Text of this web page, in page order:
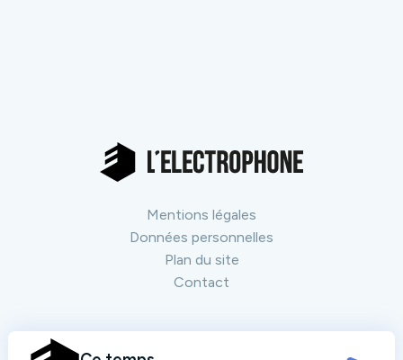
Mentions légales
Données personnelles
Plan du site
Contact
Nos partenaires